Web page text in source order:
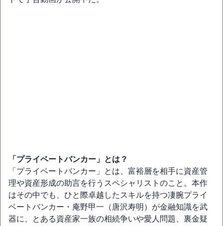
「プライベートバンカー」とは？
「プライベートバンカー」とは、富裕層を相手に資産管
理や資産形成の助言を行うスペシャリストのこと。本作
はその中でも、ひと際卓越したスキルを持つ凄腕プライ
ベートバンカー・庵野甲一（唐沢寿明）が金融知識を武
器に、とある資産家一族の相続争いや愛人問題、裏金疑